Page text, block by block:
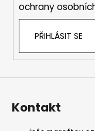
ochrany
PŘIHLÁSIT SE
Kontakt